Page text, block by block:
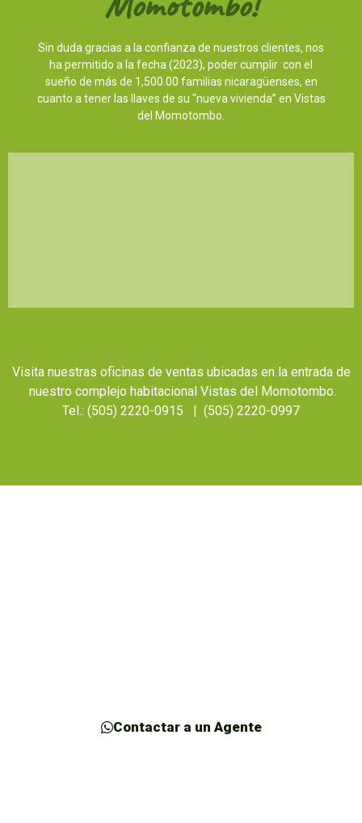
Sin duda gracias a la confianza de nuestros clientes, nos
ha permitido a la fecha (2023), poder cumplir con el
sueño de más de 1,500.00 familias nicaragüenses, en
cuanto a tener las llaves de su “nueva vivienda” en Vistas
del Momotombo.
Visita nuestras oficinas de ventas ubicadas en la entrada de
nuestro complejo habitacional Vistas del Momotombo.
Tel.: (505) 2220-0915 | (505) 2220-0997
Contactar a un Agente